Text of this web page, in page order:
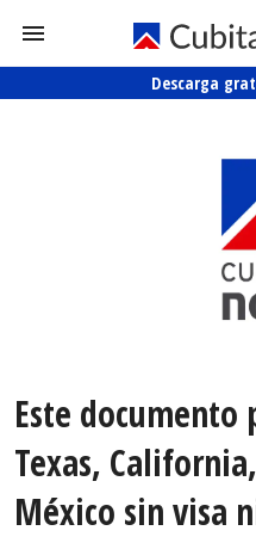
Descarga
Este
Texas,
México sin visa